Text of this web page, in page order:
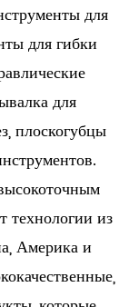
для
для гибки
для
плоскогубцы
технологии из
Америка и